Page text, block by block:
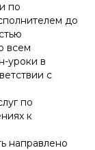
по
до
всем
уроки в
с
по
к
направлено